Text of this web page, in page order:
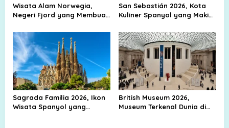
Wisata Alam Norwegia,
Negeri Fjord yang Membuat
San Sebastián 2026, Kota
Kuliner Spanyol yang Makin
Sagrada Familia 2026, Ikon
Wisata Spanyol yang
British Museum 2026,
Museum Terkenal Dunia di